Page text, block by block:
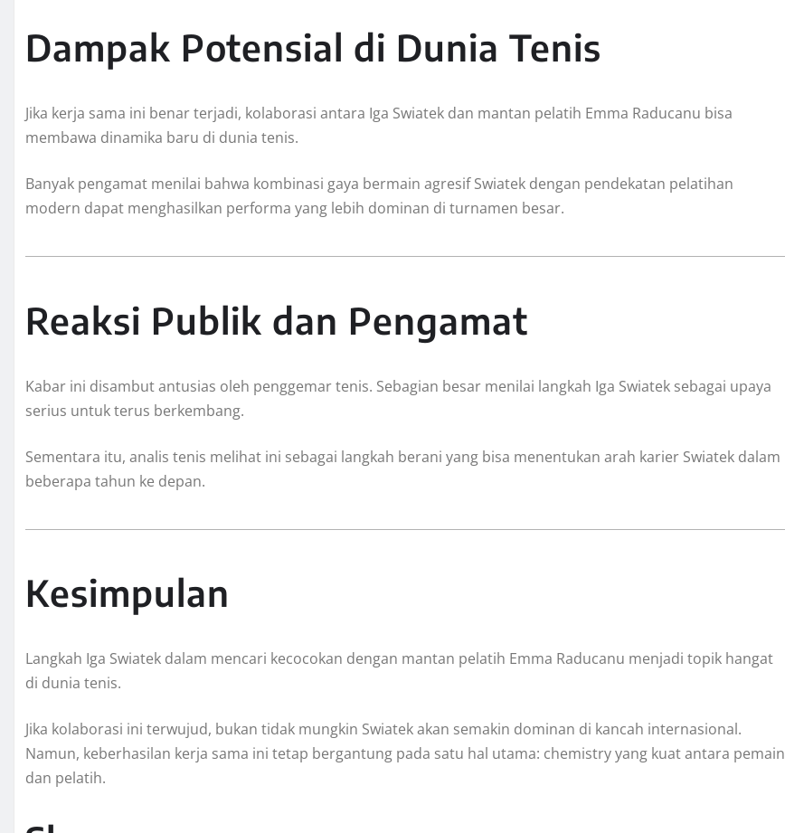
Dampak Potensial di Dunia Tenis
Jika kerja sama ini benar terjadi, kolaborasi antara Iga Swiatek dan mantan pelatih Emma Raducanu bisa
membawa dinamika baru di dunia tenis.
Banyak pengamat menilai bahwa kombinasi gaya bermain agresif Swiatek dengan pendekatan pelatihan
modern dapat menghasilkan performa yang lebih dominan di turnamen besar.
Reaksi Publik dan Pengamat
Kabar ini disambut antusias oleh penggemar tenis. Sebagian besar menilai langkah Iga Swiatek sebagai upaya
serius untuk terus berkembang.
Sementara itu, analis tenis melihat ini sebagai langkah berani yang bisa menentukan arah karier Swiatek dalam
beberapa tahun ke depan.
Kesimpulan
Langkah Iga Swiatek dalam mencari kecocokan dengan mantan pelatih Emma Raducanu menjadi topik hangat
di dunia tenis.
Jika kolaborasi ini terwujud, bukan tidak mungkin Swiatek akan semakin dominan di kancah internasional.
Namun, keberhasilan kerja sama ini tetap bergantung pada satu hal utama: chemistry yang kuat antara pemain
dan pelatih.